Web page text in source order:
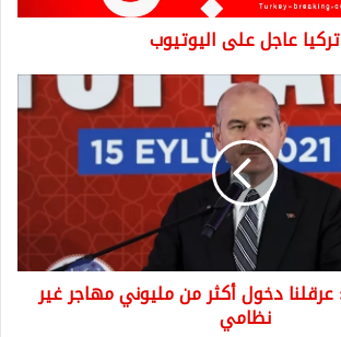
تركيا عاجل على اليوتيوب
دخول أكثر من مليوني مهاجر غير
نظامي